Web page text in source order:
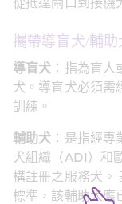
攜帶導盲犬/輔助
導盲犬 ：指為盲
犬。導盲犬必須需
訓練。
輔助犬 ：是指經
犬組織（ADI）和
構註冊之服務犬。
標準，該輔助犬應